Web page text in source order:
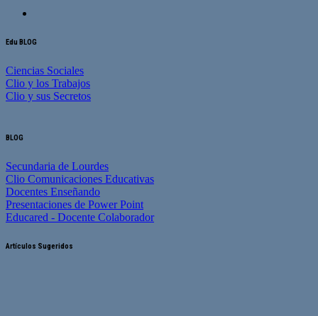
Edu BLOG
Ciencias Sociales
Clio y los Trabajos
Clio y sus Secretos
BLOG
Secundaria de Lourdes
Clio Comunicaciones Educativas
Docentes Enseñando
Presentaciones de Power Point
Educared - Docente Colaborador
Artículos Sugeridos